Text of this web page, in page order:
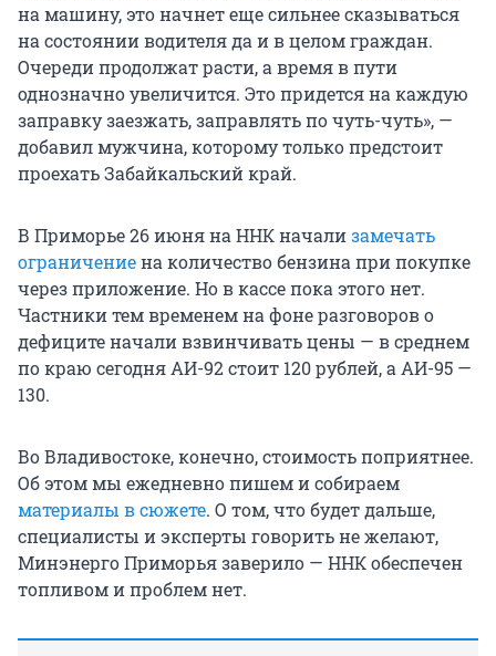
на машину, это начнет еще сильнее сказываться
на состоянии водителя да и в целом граждан.
Очереди продолжат расти, а время в пути
однозначно увеличится. Это придется на каждую
заправку заезжать, заправлять по чуть-чуть», —
добавил мужчина, которому только предстоит
проехать Забайкальский край.
В Приморье 26 июня на ННК начализамечать
ограничениена количество бензина при покупке
через приложение. Но в кассе пока этого нет.
Частники тем временем на фоне разговоров о
дефиците начали взвинчивать цены — в среднем
по краю сегодня АИ-92 стоит 120 рублей, а АИ-95 —
130.
Во Владивостоке, конечно, стоимость поприятнее.
Об этом мы ежедневно пишем и собираем
материалы в сюжете. О том, что будет дальше,
специалисты и эксперты говорить не желают,
Минэнерго Приморья заверило — ННК обеспечен
топливом и проблем нет.